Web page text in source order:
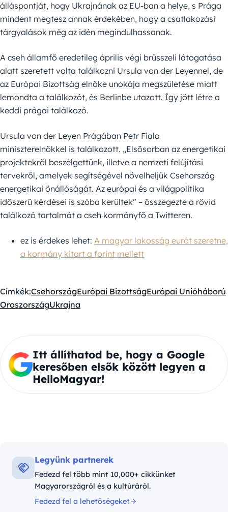
álláspontját, hogy Ukrajnának az EU-ban a helye, s Prága
mindent megtesz annak érdekében, hogy a csatlakozási
tárgyalások még az idén megindulhassanak.
A cseh államfő eredetileg április végi brüsszeli látogatása
alatt szeretett volta találkozni Ursula von der Leyennel, de
az Európai Bizottság elnöke unokája megszületése miatt
lemondta a találkozót, és Berlinbe utazott. Így jött létre a
keddi prágai találkozó.
Ursula von der Leyen Prágában Petr Fiala
miniszterelnökkel is találkozott. „Elsősorban az energetikai
projektekről beszélgettünk, illetve a nemzeti felújítási
tervekről, amelyek segítségével növelheljük Csehország
energetikai önállóságát. Az európai és a világpolitika
időszerű kérdései is szóba kerültek” – összegezte a rövid
találkozó tartalmát a cseh kormányfő a Twitteren.
ez is érdekes lehet: A magyar lakosság eurót szeretne,
a kormány kitart a forint mellett
Címkék:CsehországEurópai BizottságEurópai Unióháború
OroszországUkrajna
Itt állíthatod be, hogy a Google
keresőben elsők között legyen a
HelloMagyar!
Legyünk partnerek
Fedezd fel több mint 10,000+ cikkünket
Magyarországról és a kultúráról.
Fedezd fel a lehetőségeket